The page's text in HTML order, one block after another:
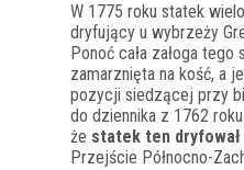
W 1775 roku statek
dryfujący u wybrzeży
Ponoć cała załoga tego
zamarznięta na kość, a
pozycji siedzącej przy
do dziennika z 1762
że statek ten
Przejście Północno-